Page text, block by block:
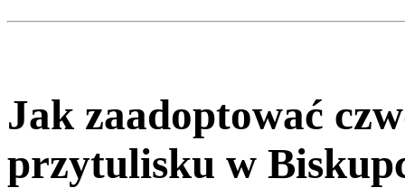
Jak zaadoptować
przytulisku w